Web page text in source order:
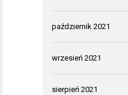
październik 2021
wrzesień 2021
sierpień 2021